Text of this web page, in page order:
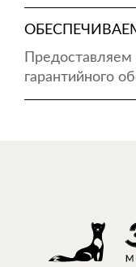
Предоставляем
гарантийного